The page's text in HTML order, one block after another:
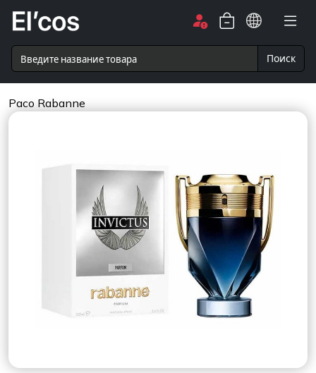
Поиск
Paco Rabanne